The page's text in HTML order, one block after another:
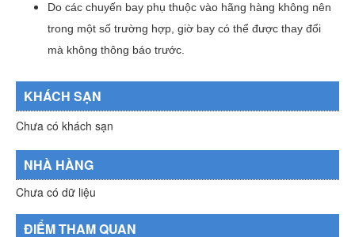
Do các chuyến bay phụ thuộc vào hãng hàng không nên
trong một số trường hợp, giờ bay có thể được thay đổi
mà không thông báo trước.
KHÁCH SẠN
Chưa có khách sạn
NHÀ HÀNG
Chưa có dữ liệu
ĐIỂM THAM QUAN